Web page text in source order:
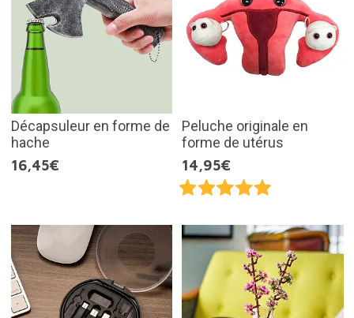
Décapsuleur en forme de
hache
16,45€
Peluche originale en
forme de utérus
14,95€